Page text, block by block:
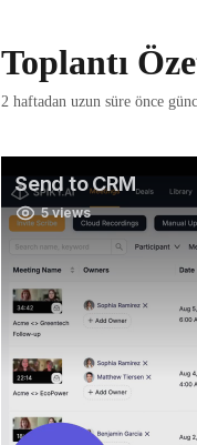
Toplantı
2 haftadan uzun süre önce